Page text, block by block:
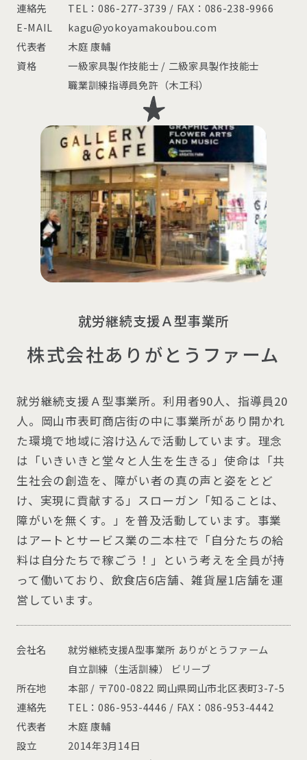
連絡先
TEL：086-277-3739 / FAX：086-238-9966
E-MAIL
kagu@yokoyamakoubou.com
代表者
木庭 康輔
資格
一級家具製作技能士 / 二級家具製作技能士
職業訓練指導員免許（木工科）
就労継続支援Ａ型事業所
株式会社ありがとうファーム
就労継続支援Ａ型事業所。利用者90人、指導員20
人。岡山市表町商店街の中に事業所があり開かれ
た環境で地域に溶け込んで活動しています。理念
は「いきいきと堂々と人生を生きる」使命は「共
生社会の創造を、障がい者の真の声と姿をとど
け、実現に貢献する」スローガン「知ることは、
障がいを無くす。」を普及活動しています。事業
はアートとサービス業の二本柱で「自分たちの給
料は自分たちで稼ごう！」という考えを全員が持
って働いており、飲食店6店舗、雑貨屋1店舗を運
営しています。
会社名
就労継続支援A型事業所 ありがとうファーム
自立訓練（生活訓練） ビリーブ
所在地
本部 / 〒700-0822 岡山県岡山市北区表町3-7-5
連絡先
TEL：086-953-4446 / FAX：086-953-4442
代表者
木庭 康輔
設立
2014年3月14日